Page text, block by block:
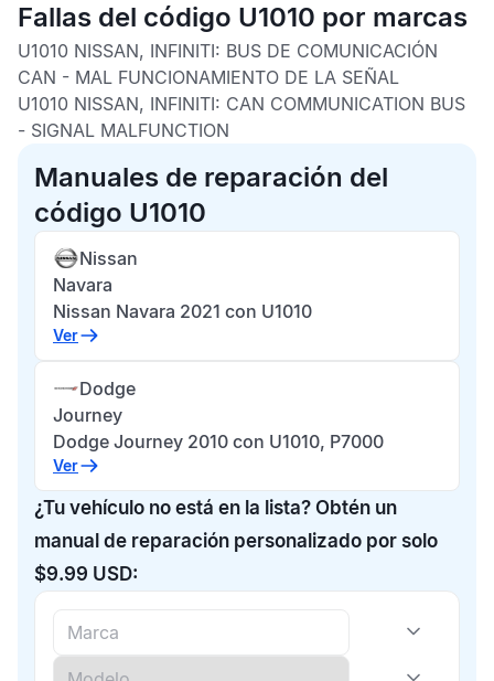
Fallas del código U1010 por marcas
U1010 NISSAN, INFINITI: BUS DE COMUNICACIÓN
CAN - MAL FUNCIONAMIENTO DE LA SEÑAL
U1010 NISSAN, INFINITI: CAN COMMUNICATION BUS
- SIGNAL MALFUNCTION
Manuales de reparación del
código U1010
Nissan
Navara
Nissan Navara 2021 con U1010
Ver
Dodge
Journey
Dodge Journey 2010 con U1010, P7000
Ver
¿Tu vehículo no está en la lista? Obtén un
manual de reparación personalizado por solo
$9.99 USD: